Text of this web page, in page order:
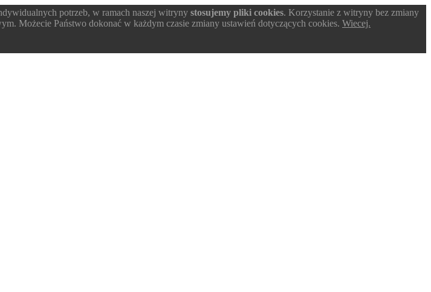
potrzeb, w ramach naszej witryny stosujemy pliki cookies. Korzystanie z witryny bez zmiany
Możecie Państwo dokonać w każdym czasie zmiany ustawień dotyczących cookies. Wiecej.